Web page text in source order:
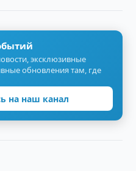
эксклюзивные
обновления там, где
на наш канал